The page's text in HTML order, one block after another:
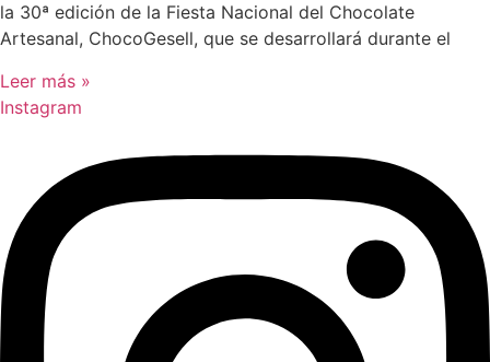
la 30ª edición de la Fiesta Nacional del Chocolate
Artesanal, ChocoGesell, que se desarrollará durante el
Leer más »
Instagram